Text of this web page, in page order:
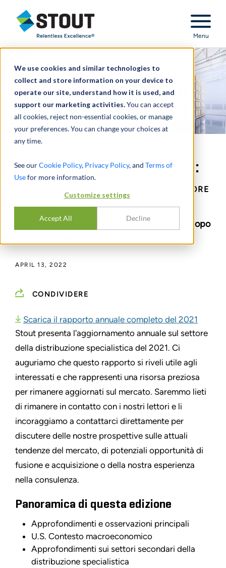
We use cookies and similar technologies to
collect and store information on your device to
operate our site, understand how it is used, and
support our marketing activities.You can accept
all cookies, reject non-essential cookies, or manage
your preferences. You can change your choices at
any time.
See ourCookie Policy, Privacy Policy, and Terms of
Usefor more information.
Customize settings
Accept All Decline
Stout Relentless Excellence
Menu
Distribuzione di specialità:
AGGIORNAMENTO ANNUALE DI SETTORE
L'attività di fusione e acquisizione aumenta dopo
APRIL 13, 2022
CONDIVIDERE
Scarica il rapporto annuale completo del 2021
Stout presenta l'aggiornamento annuale sul settore
della distribuzione specialistica del 2021. Ci
auguriamo che questo rapporto si riveli utile agli
interessati e che rappresenti una risorsa preziosa
per rimanere aggiornati sul mercato. Saremmo lieti
di rimanere in contatto con i nostri lettori e li
incoraggiamo a contattarci direttamente per
discutere delle nostre prospettive sulle attuali
tendenze del mercato, di potenziali opportunità di
fusione e acquisizione o della nostra esperienza
nella consulenza.
Panoramica di questa edizione
Approfondimenti e osservazioni principali
U.S. Contesto macroeconomico
Approfondimenti sui settori secondari della
distribuzione specialistica